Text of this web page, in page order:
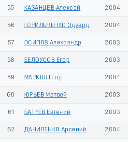
55 КАЗАНЦЕВ Алексей 2004
56 ГОРИЛЬЧЕНКО Эдуард 2004
57 ОСИПОВ Александр 2003
58 БЕЛОУСОВ Егор 2003
59 МАРКОВ Егор 2004
60 ЮРЬЕВ Матвей 2003
61 БАГРЕВ Евгений 2003
62 ДАНИЛЕНКО Арсений 2004